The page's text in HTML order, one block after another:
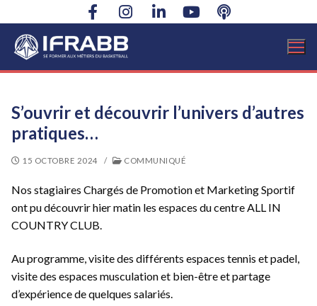
au
contenu
S’ouvrir et découvrir l’univers d’autres
pratiques…
15 OCTOBRE 2024 / COMMUNIQUÉ
Nos stagiaires Chargés de Promotion et Marketing Sportif
ont pu découvrir hier matin les espaces du centre ALL IN
COUNTRY CLUB.
Au programme, visite des différents espaces tennis et padel,
visite des espaces musculation et bien-être et partage
d’expérience de quelques salariés.